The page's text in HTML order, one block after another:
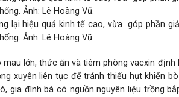
lại hiệu quả kinh tế cao, vừa góp phần
Ảnh: Lê Hoàng Vũ.
mau lớn, thức ăn và tiêm phòng vacxin
xuyên liên tục để tránh thiếu hụt khiến
gia đình bà có nguồn nguyên liệu trồng